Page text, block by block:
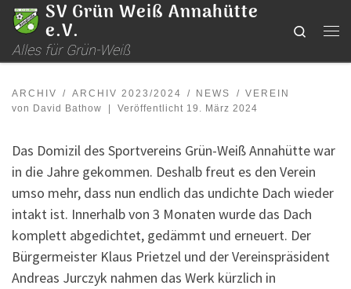
Zum Inhalt springen
SV Grün Weiß Annahütte
e.V.
Alles für Grün-Weiß
Search
ARCHIV ARCHIV 2023/2024 NEWS
VEREIN
von David Bathow Veröffentlicht 19. März 2024
Das Domizil des Sportvereins Grün-Weiß Annahütte war
in die Jahre gekommen. Deshalb freut es den Verein
umso mehr, dass nun endlich das undichte Dach wieder
intakt ist. Innerhalb von 3 Monaten wurde das Dach
komplett abgedichtet, gedämmt und erneuert. Der
Bürgermeister Klaus Prietzel und der Vereinspräsident
Andreas Jurczyk nahmen das Werk kürzlich in